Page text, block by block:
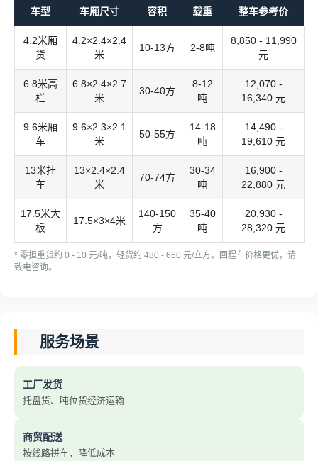
车型 车厢尺寸 容积 载重 整车参考价
4.2米厢
货
4.2×2.4×2.4
米
10-13方 2-8吨
8,850 - 11,990
元
6.8米高
栏
6.8×2.4×2.7
米
30-40方
8-12
吨
12,070 -
16,340 元
9.6米厢
车
9.6×2.3×2.1
米
50-55方
14-18
吨
14,490 -
19,610 元
13米挂
车
13×2.4×2.4
米
70-74方
30-34
吨
16,900 -
22,880 元
17.5米大
板
17.5×3×4米
140-150
方
35-40
吨
20,930 -
28,320 元
* 零担重货约 0 - 10 元/吨，轻货约 480 - 660 元/立方。回程车价格更优，请
致电咨询。
服务场景
工厂发货
托盘货、吨位货经济运输
商贸配送
按线路拼车，降低成本